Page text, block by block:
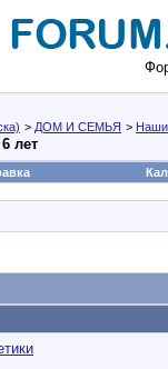
> ДОМ И СЕМЬЯ > Наши
лет